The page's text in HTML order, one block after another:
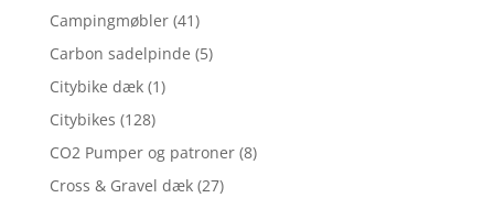
Campingmøbler (41)
Carbon sadelpinde (5)
Citybike dæk (1)
Citybikes (128)
CO2 Pumper og patroner (8)
Cross & Gravel dæk (27)